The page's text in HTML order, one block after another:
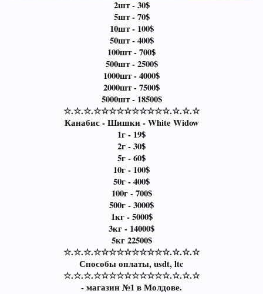
2шт - 30$
5шт - 70$
10шт - 100$
50шт - 400$
100шт - 700$
500шт - 2500$
1000шт - 4000$
2000шт - 7500$
5000шт - 18500$
☆.☆.☆.☆☆☆☆☆☆☆☆☆☆.☆.☆.☆
Канабис - Шишки - White Widow
1г - 19$
2г - 30$
5г - 60$
10г - 100$
50г - 400$
100г - 700$
500г - 3000$
1кг - 5000$
3кг - 14000$
5кг 22500$
☆.☆.☆.☆☆☆☆☆☆☆☆☆☆.☆.☆.☆
Способы оплаты, usdt, ltc
☆.☆.☆.☆☆☆☆☆☆☆☆☆☆.☆.☆.☆
- магазин №1 в Молдове.